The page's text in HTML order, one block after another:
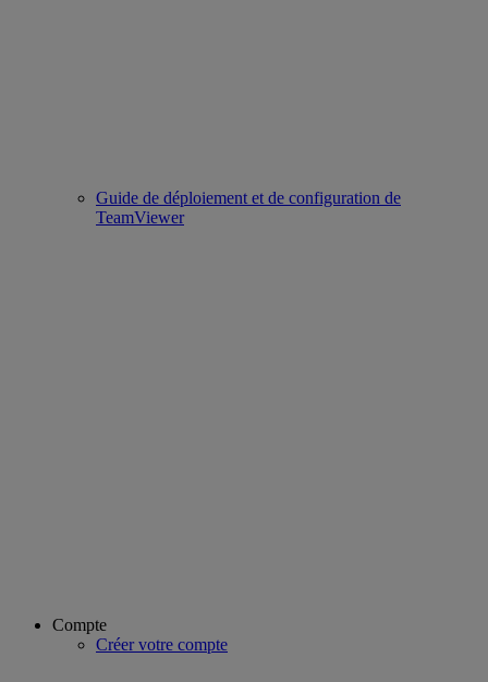
Guide de déploiement et de configuration de
TeamViewer
Compte
Créer votre compte